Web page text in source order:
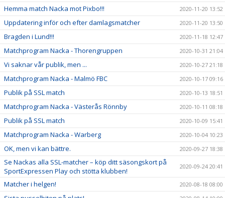
Hemma match Nacka mot Pixbo!!! 2020-11-20 13:52
Uppdatering inför och efter damlagsmatcher 2020-11-20 13:50
Bragden i Lund!!! 2020-11-18 12:47
Matchprogram Nacka - Thorengruppen 2020-10-31 21:04
Vi saknar vår publik, men ... 2020-10-27 21:18
Matchprogram Nacka - Malmö FBC 2020-10-17 09:16
Publik på SSL match 2020-10-13 18:51
Matchprogram Nacka - Västerås Rönnby 2020-10-11 08:18
Publik på SSL match 2020-10-09 15:41
Matchprogram Nacka - Warberg 2020-10-04 10:23
OK, men vi kan bättre. 2020-09-27 18:38
Se Nackas alla SSL-matcher – köp ditt säsongskort på
SportExpressen Play och stötta klubben!
2020-09-24 20:41
Matcher i helgen! 2020-08-18 08:00